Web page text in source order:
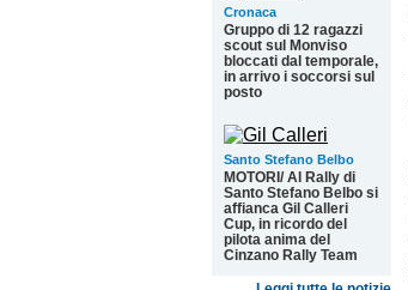
Cronaca
Gruppo di 12 ragazzi
scout sul Monviso
bloccati dal temporale,
in arrivo i soccorsi sul
posto
Santo Stefano Belbo
MOTORI/ Al Rally di
Santo Stefano Belbo si
affianca Gil Calleri
Cup, in ricordo del
pilota anima del
Cinzano Rally Team